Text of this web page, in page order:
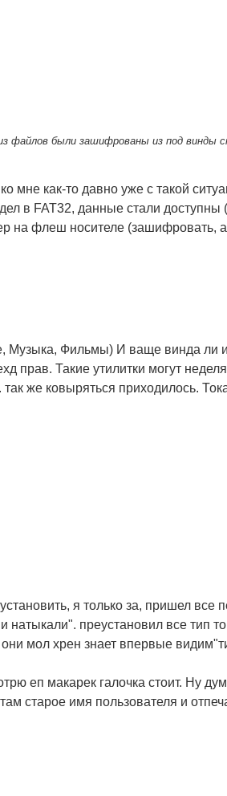
файлов были зашифрованы из под
мне как-то давно уже с такой
в FAT32, данные стали
на флеш носителе (зашифровать,
Фильмы) И ваще винда ли
прав. Такие утилитки могут
же ковыряться приходилось.
я только за, пришел все
преустановил все тип
мол хрен знает впервые
еп макарек галочка стоит. Ну
старое имя пользователя и